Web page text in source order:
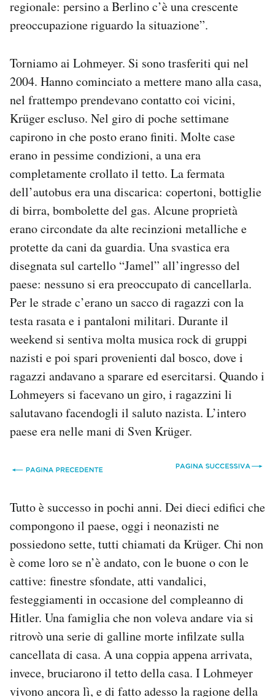
regionale: persino a Berlino c’è una crescente
preoccupazione riguardo la situazione”.
Torniamo ai Lohmeyer. Si sono trasferiti qui nel
2004. Hanno cominciato a mettere mano alla casa,
nel frattempo prendevano contatto coi vicini,
Krüger escluso. Nel giro di poche settimane
capirono in che posto erano finiti. Molte case
erano in pessime condizioni, a una era
completamente crollato il tetto. La fermata
dell’autobus era una discarica: copertoni, bottiglie
di birra, bombolette del gas. Alcune proprietà
erano circondate da alte recinzioni metalliche e
protette da cani da guardia. Una svastica era
disegnata sul cartello “Jamel” all’ingresso del
paese: nessuno si era preoccupato di cancellarla.
Per le strade c’erano un sacco di ragazzi con la
testa rasata e i pantaloni militari. Durante il
weekend si sentiva molta musica rock di gruppi
nazisti e poi spari provenienti dal bosco, dove i
ragazzi andavano a sparare ed esercitarsi. Quando i
Lohmeyers si facevano un giro, i ragazzini li
salutavano facendogli il saluto nazista. L’intero
paese era nelle mani di Sven Krüger.
Tutto è successo in pochi anni. Dei dieci edifici che
compongono il paese, oggi i neonazisti ne
possiedono sette, tutti chiamati da Krüger. Chi non
è come loro se n’è andato, con le buone o con le
cattive: finestre sfondate, atti vandalici,
festeggiamenti in occasione del compleanno di
Hitler. Una famiglia che non voleva andare via si
ritrovò una serie di galline morte infilzate sulla
cancellata di casa. A una coppia appena arrivata,
invece, bruciarono il tetto della casa. I Lohmeyer
vivono ancora lì, e di fatto adesso la ragione della